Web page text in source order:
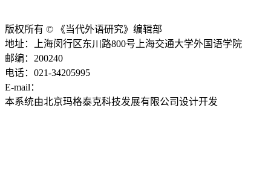
版权所有 © 《当代外语研究》编辑部
地址：上海闵行区东川路800号上海交通大学外国语学院
邮编：200240
电话：021-34205995
E-mail：
本系统由北京玛格泰克科技发展有限公司设计开发